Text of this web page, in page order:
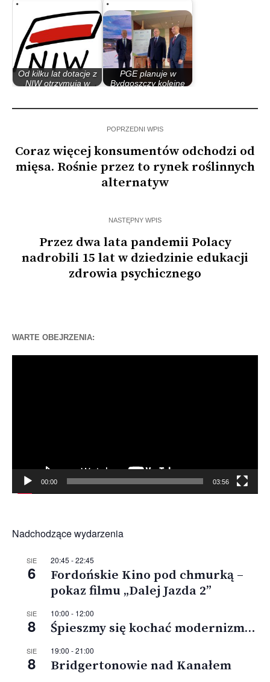
Od kilku lat dotacje z
NIW otrzymują w
PGE planuje w
Bydgoszczy kolejne
POPRZEDNI WPIS
Coraz więcej konsumentów odchodzi od
mięsa. Rośnie przez to rynek roślinnych
alternatyw
NASTĘPNY WPIS
Przez dwa lata pandemii Polacy
nadrobili 15 lat w dziedzinie edukacji
zdrowia psychicznego
WARTE OBEJRZENIA:
00:00 03:56
Nadchodzące wydarzenia
SIE
6
20:45 -22:45
Fordońskie Kino pod chmurką –
pokaz filmu „Dalej Jazda 2”
SIE
8
10:00 - 12:00
Śpieszmy się kochać modernizm…
SIE
8
19:00 -21:00
Bridgertonowie nad Kanałem